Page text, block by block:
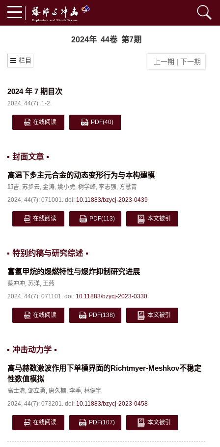
2024年 44卷 第7期
栏目 上一期 | 下一期
2024 年 7 期目次
2024, 44(7): 1-2.
在线阅读 PDF(40)
封面文章
高温下多主元合金的动态变形行为与本构建模
邱吉, 苏步云, 金涛, 姚小虎, 树学峰, 李志强, 方慧青
2024, 44(7): 071001. doi: 10.11883/bzycj-2023-0439
在线阅读 PDF(113) 本文被引
特别约稿与研究综述
富氢甲烷的爆燃特性与爆炸抑制研究进展
蔡冲冲, 苏洋, 王燕
2024, 44(7): 071101. doi: 10.11883/bzycj-2023-0330
在线阅读 PDF(138) 本文被引
冲击动力学
高马赫数激波作用下单模界面的Richtmyer-Meshkov不稳定
性数值模拟
高士清, 邹立勇, 唐久棚, 李季, 林健宇
2024, 44(7): 073201. doi: 10.11883/bzycj-2023-0458
在线阅读 PDF(107) 本文被引